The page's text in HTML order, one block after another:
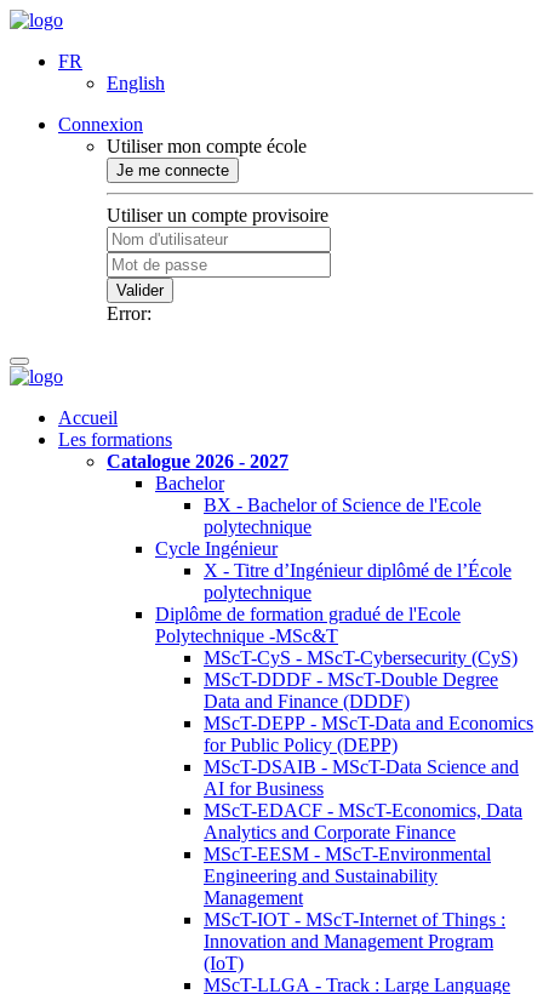
FR
English
Connexion
Utiliser mon compte école
Je me connecte
Utiliser un compte provisoire
Valider
Error:
Accueil
Les formations
Catalogue 2026 - 2027
Bachelor
BX - Bachelor of Science de l'Ecole
polytechnique
Cycle Ingénieur
X - Titre d’Ingénieur diplômé de l’École
polytechnique
Diplôme de formation gradué de l'Ecole
Polytechnique -MSc&T
MScT-CyS - MScT-Cybersecurity (CyS)
MScT-DDDF - MScT-Double Degree
Data and Finance (DDDF)
MScT-DEPP - MScT-Data and Economics
for Public Policy (DEPP)
MScT-DSAIB - MScT-Data Science and
AI for Business
MScT-EDACF - MScT-Economics, Data
Analytics and Corporate Finance
MScT-EESM - MScT-Environmental
Engineering and Sustainability
Management
MScT-IOT - MScT-Internet of Things :
Innovation and Management Program
(IoT)
MScT-LLGA - Track : Large Language